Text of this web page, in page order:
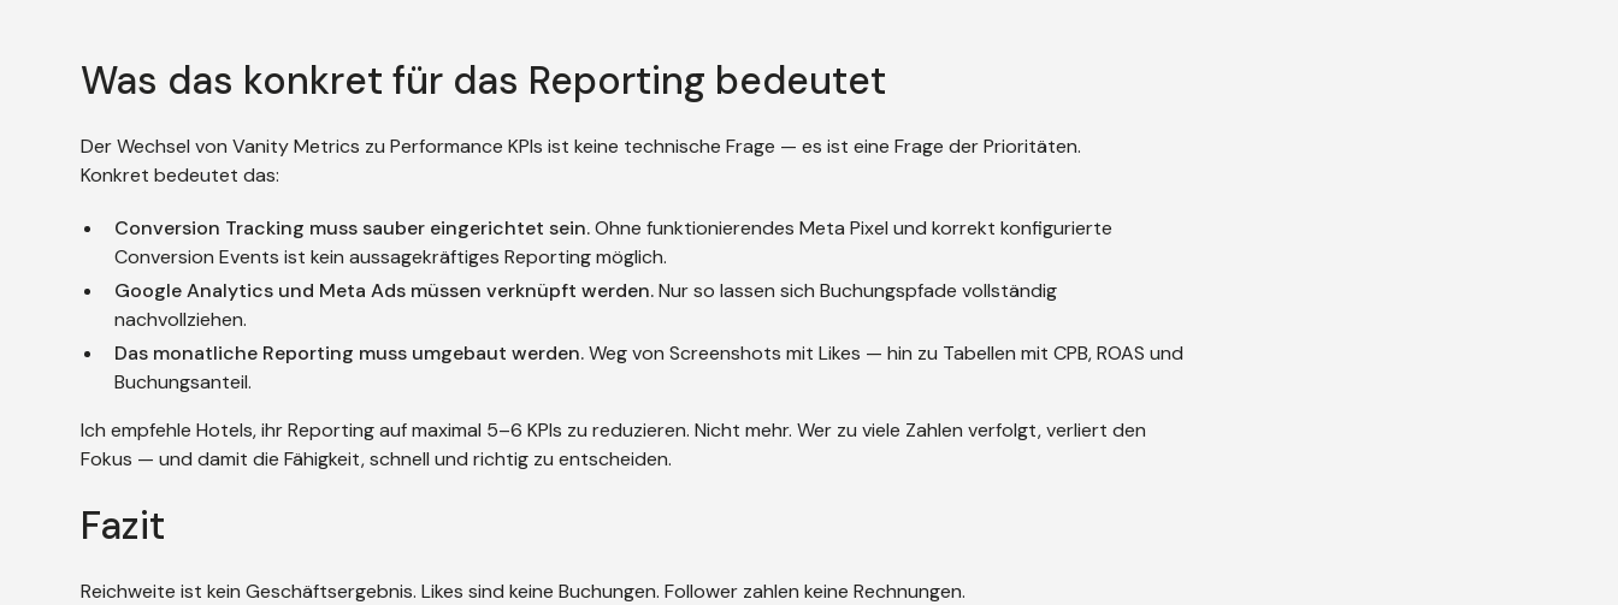
Was das konkret für das Reporting bedeutet
Der Wechsel von Vanity Metrics zu Performance KPIs ist keine technische Frage — es ist eine Frage der Prioritäten.
Konkret bedeutet das:
Conversion Tracking muss sauber eingerichtet sein.Ohne funktionierendes Meta Pixel und korrekt konfigurierte
Conversion Events ist kein aussagekräftiges Reporting möglich.
Google Analytics und Meta Ads müssen verknüpft werden.Nur so lassen sich Buchungspfade vollständig
nachvollziehen.
Das monatliche Reporting muss umgebaut werden.Weg von Screenshots mit Likes — hin zu Tabellen mit CPB, ROAS und
Buchungsanteil.
Ich empfehle Hotels, ihr Reporting auf maximal 5–6 KPIs zu reduzieren. Nicht mehr. Wer zu viele Zahlen verfolgt, verliert den
Fokus — und damit die Fähigkeit, schnell und richtig zu entscheiden.
Fazit
Reichweite ist kein Geschäftsergebnis. Likes sind keine Buchungen. Follower zahlen keine Rechnungen.